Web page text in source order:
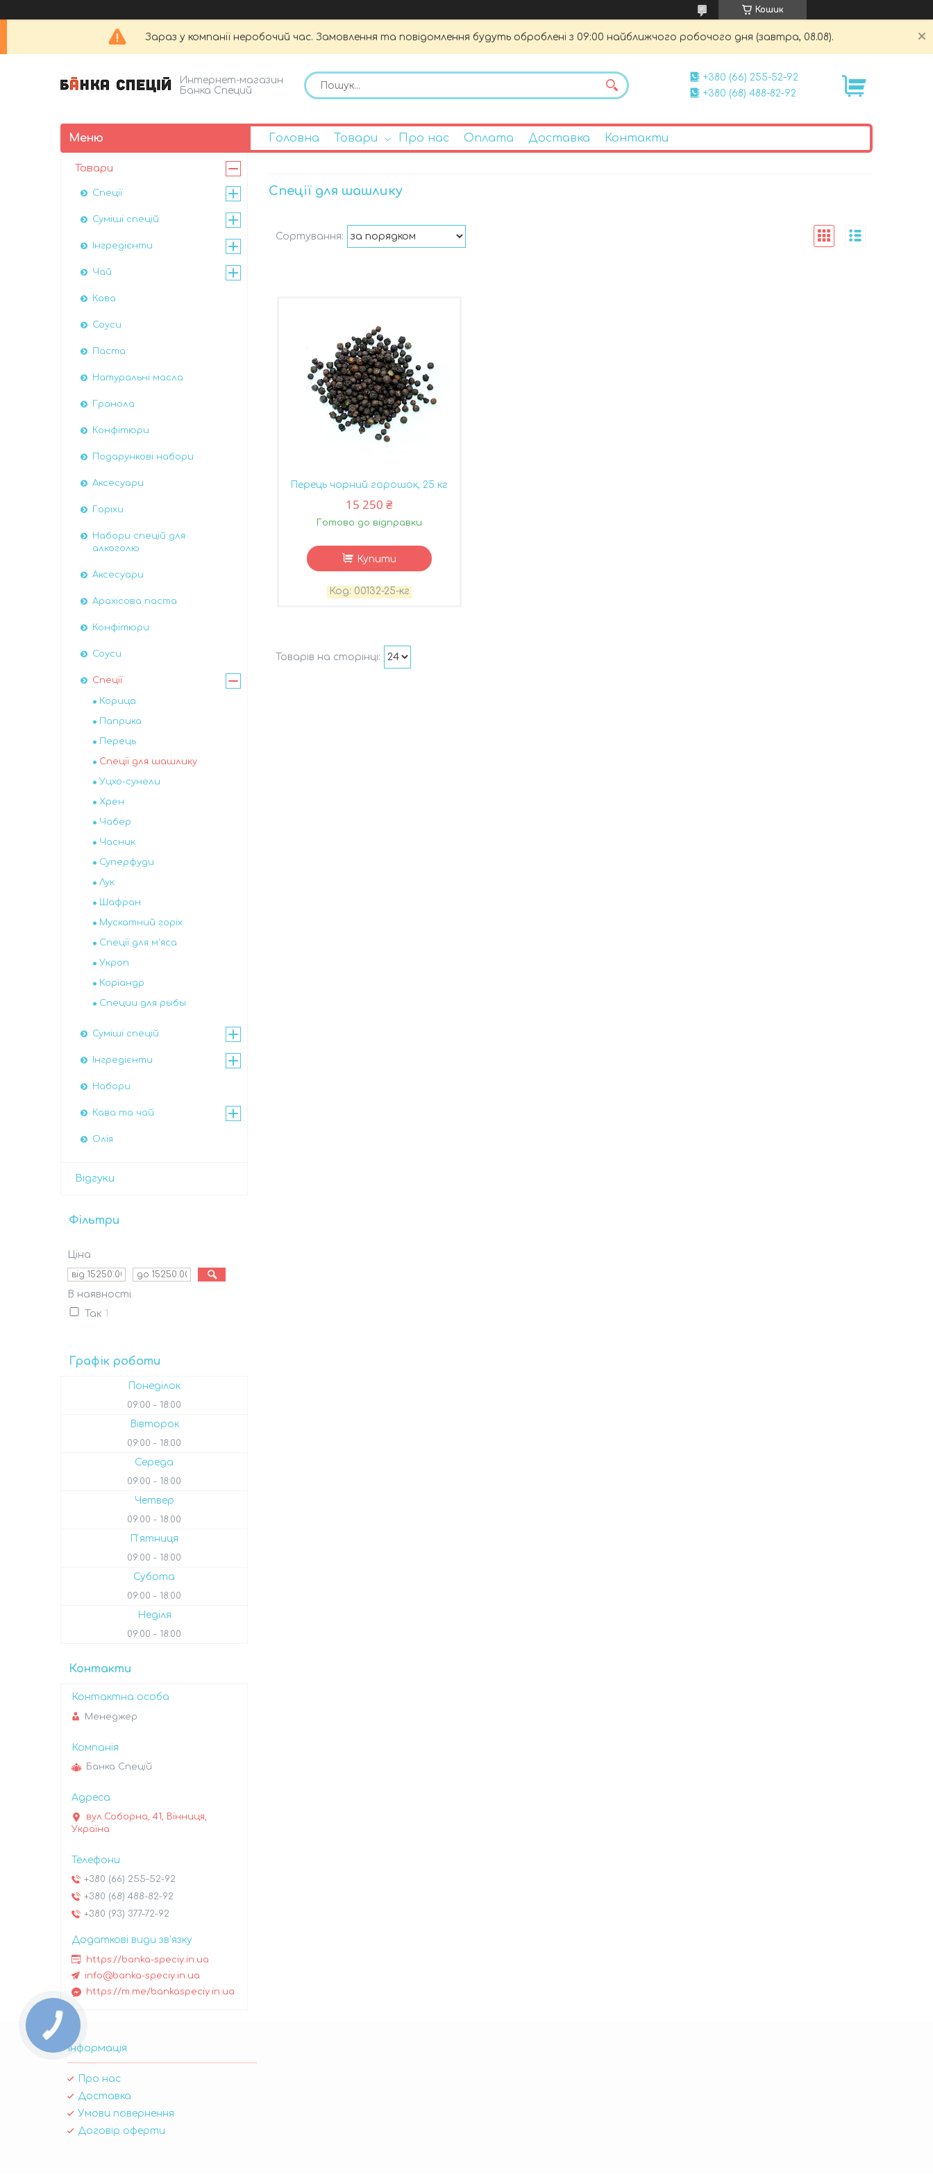
Кошик
Зараз у компанії неробочий час. Замовлення та повідомлення будуть оброблені з 09:00 найближчого робочого дня (завтра, 08.08).
Интернет-магазин
Банка Специй
+380 (66) 255-52-92
+380 (68) 488-82-92
Головна Товари Про нас Оплата Доставка Контакти
Спеції для шашлику
Перець чорний горошок, 25 кг
15 250 ₴
Готово до відправки
Купити
00132-25-кг
Товари
Спеції
Суміші спецій
Інгредієнти
Чай
Кава
Соуси
Паста
Натуральні масла
Гранола
Конфітюри
Подарункові набори
Аксесуари
Горіхи
Набори спецій для
алкоголю
Аксесуари
Арахісова паста
Конфітюри
Соуси
Спеції
Корица
Паприка
Перець
Спеції для шашлику
Уцхо-сунели
Хрен
Чабер
Часник
Суперфуди
Лук
Шафран
Мускатний горіх
Спеції для м'яса
Укроп
Коріандр
Специи для рыбы
Суміші спецій
Інгредієнти
Набори
Кава та чай
Олія
Відгуки
Фільтри
Ціна
В наявності
Так 1
Графік роботи
Понеділок
09:00 18:00
Вівторок
09:00 18:00
Середа
09:00 18:00
Четвер
09:00 18:00
Пʼятниця
09:00 18:00
Субота
09:00 18:00
Неділя
09:00 18:00
Контакти
Менеджер
Банка Спецій
вул.Соборна, 41, Вінниця,
Україна
+380 (66) 255-52-92
+380 (68) 488-82-92
+380 (93) 377-72-92
https://banka-speciy.in.ua
info@banka-speciy.in.ua
https://m.me/bankaspeciy.in.ua
Інформація
Про нас
Доставка
Умови повернення
Договір оферти